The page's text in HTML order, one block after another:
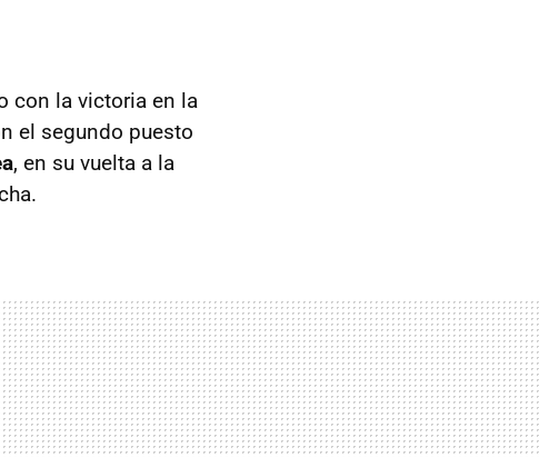
con la victoria en la
el segundo puesto
, en su vuelta a la